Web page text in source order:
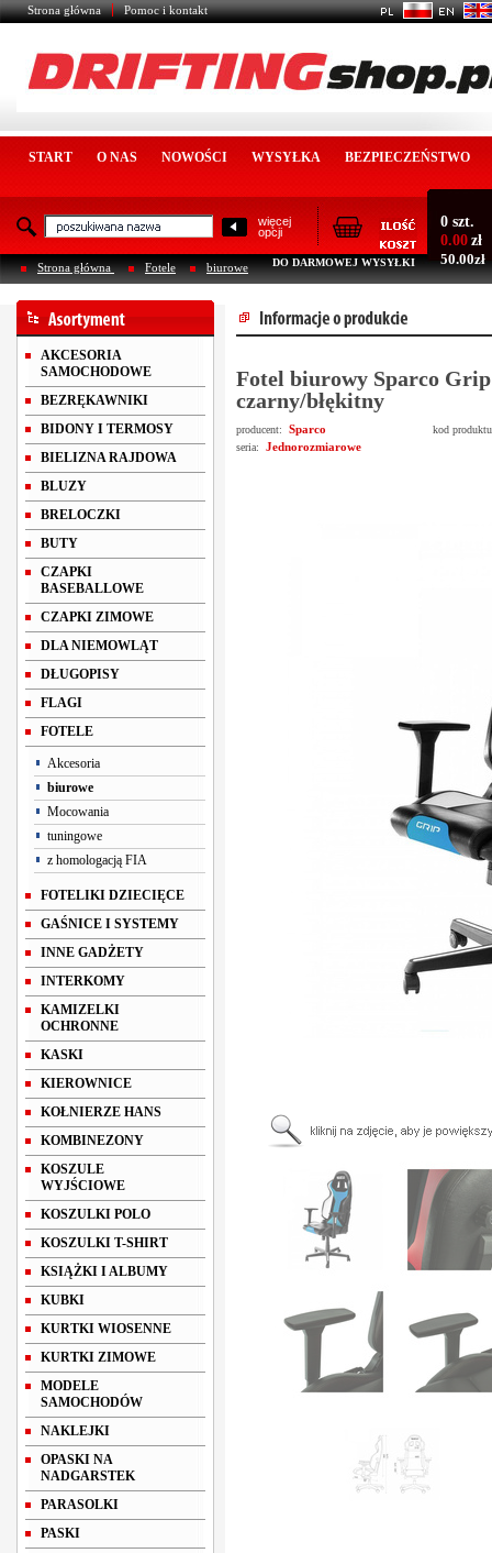
Strona główna Pomoc i kontakt
START O NAS NOWOŚCI WYSYŁKA BEZPIECZEŃSTWO
więcej
opcji
0 szt.
0.00 zł
DO DARMOWEJ WYSYŁKI 50.00zł
Strona główna Fotele biurowe
AKCESORIA
SAMOCHODOWE
BEZRĘKAWNIKI
BIDONY I TERMOSY
BIELIZNA RAJDOWA
BLUZY
BRELOCZKI
BUTY
CZAPKI
BASEBALLOWE
CZAPKI ZIMOWE
DLA NIEMOWLĄT
DŁUGOPISY
FLAGI
FOTELE
Akcesoria
biurowe
Mocowania
tuningowe
z homologacją FIA
FOTELIKI DZIECIĘCE
GAŚNICE I SYSTEMY
INNE GADŻETY
INTERKOMY
KAMIZELKI
OCHRONNE
KASKI
KIEROWNICE
KOŁNIERZE HANS
KOMBINEZONY
KOSZULE
WYJŚCIOWE
KOSZULKI POLO
KOSZULKI T-SHIRT
KSIĄŻKI I ALBUMY
KUBKI
KURTKI WIOSENNE
KURTKI ZIMOWE
MODELE
SAMOCHODÓW
NAKLEJKI
OPASKI NA
NADGARSTEK
PARASOLKI
PASKI
Fotel biurowy Sparco
czarny/błękitny
producent: Sparco
kod
seria:
Jednorozmiarowe